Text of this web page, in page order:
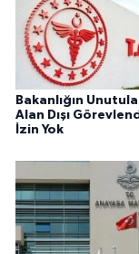
Bakanlığın
Alan Dışı
İzin Yok